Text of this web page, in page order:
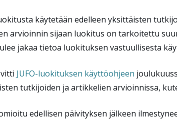
käytetään edelleen yksittäisten
arvioinnin sijaan luokitus on tarkoitettu
jakaa tietoa luokituksen vastuullisesta
JUFO-luokituksen käyttöohjeen
tutkijoiden ja artikkelien arvioinnissa,
edellisen päivityksen jälkeen